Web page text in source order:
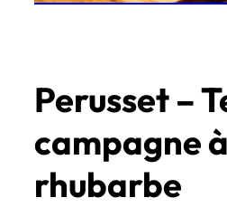
Perusset –
campagne
rhubarbe